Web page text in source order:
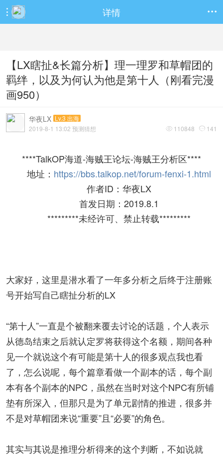
 详情 
【LX瞎扯&长篇分析】理一理罗和草帽团的
羁绊，以及为何认为他是第十人（刚看完漫
画950）
华夜LX Lv.3 出海
 110848  141
2019-8-1 13:02 预测猜想
****TalkOP海道-海贼王论坛-海贼王分析区****
地址： https://bbs.talkop.net/forum-fenxi-1.html
作者ID：华夜LX
首发日期：2019.8.1
*********未经许可、禁止转载*********
大家好，这里是潜水看了一年多分析之后终于注册账
号开始写自己瞎扯分析的LX
“第十人”一直是个被翻来覆去讨论的话题，个人表示
从德岛结束之后就认定罗将获得这个名额，期间各种
见一个就说这个有可能是第十人的很多观点我也看
了，怎么说呢，每个篇章看做一个副本的话，每个副
本有各个副本的NPC，虽然在当时对这个NPC有所铺
垫有所深入，但那只是为了单元剧情的推进，很多并
不是对草帽团来说“重要”且“必要”的角色。
其实与其说是推理分析得来的这个判断，不如说就